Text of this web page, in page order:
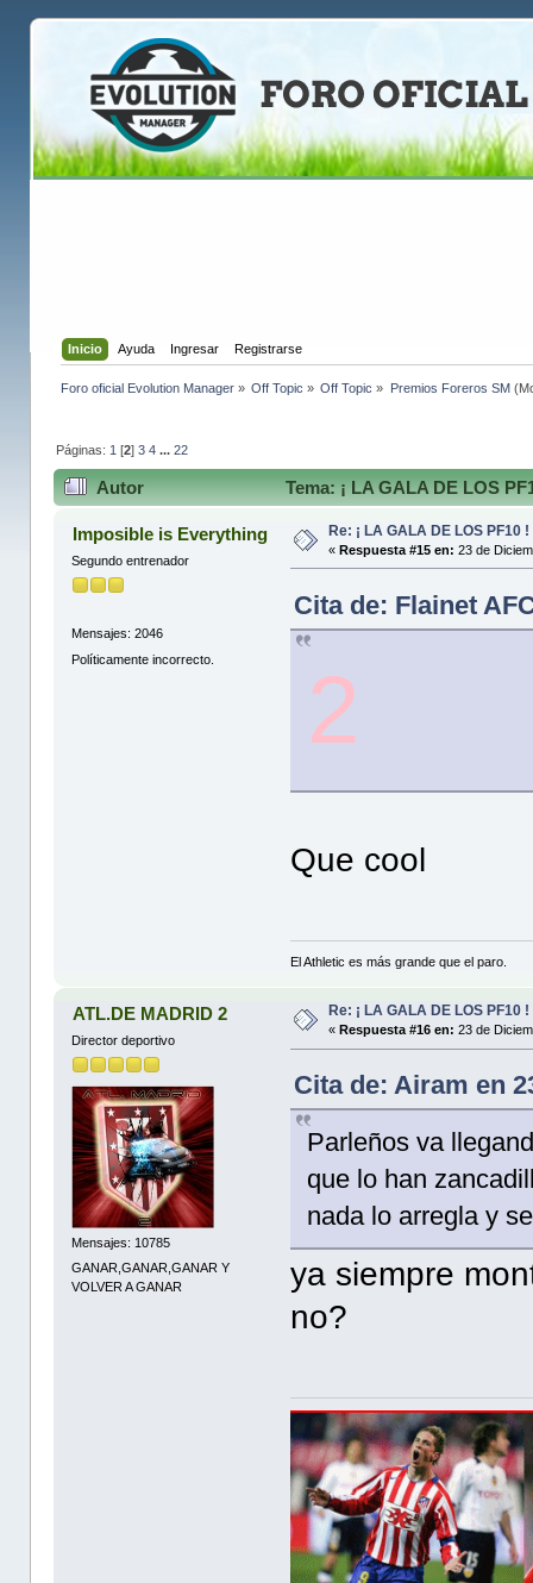
Inicio Ayuda Ingresar Registrarse
Foro oficial Evolution Manager» Off Topic » Off Topic » Premios Foreros SM
Páginas: 1 [2] 3 4 ... 22
Autor Tema: ¡ LA GALA DE LOS
Imposible is Everything
Segundo entrenador
Mensajes: 2046
Políticamente incorrecto.
Re: ¡ LA GALA DE LOS PF10 !
«Respuesta #15 en: 23 de
Cita de: Flainet
2
Que cool
El Athletic es más grande que el paro.
ATL.DE MADRID 2
Director deportivo
Mensajes: 10785
GANAR,GANAR,GANAR Y
VOLVER A GANAR
Re: ¡ LA GALA DE LOS PF10 !
«Respuesta #16 en: 23 de
Cita de: Airam en
Parleños va
que lo han
nada lo arregla y
ya siempre
no?